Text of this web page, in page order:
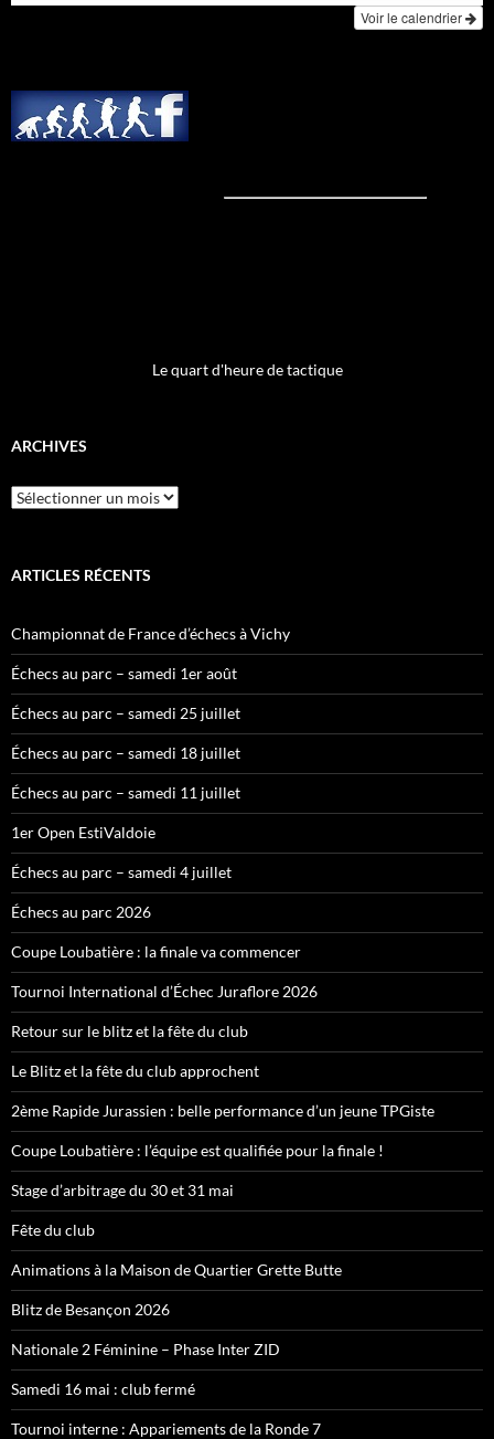
Voir le calendrier
Le quart d'heure de tactique
ARCHIVES
Archives
ARTICLES RÉCENTS
Championnat de France d’échecs à Vichy
Échecs au parc – samedi 1er août
Échecs au parc – samedi 25 juillet
Échecs au parc – samedi 18 juillet
Échecs au parc – samedi 11 juillet
1er Open EstiValdoie
Échecs au parc – samedi 4 juillet
Échecs au parc 2026
Coupe Loubatière : la finale va commencer
Tournoi International d’Échec Juraflore 2026
Retour sur le blitz et la fête du club
Le Blitz et la fête du club approchent
2ème Rapide Jurassien : belle performance d’un jeune TPGiste
Coupe Loubatière : l’équipe est qualifiée pour la finale !
Stage d’arbitrage du 30 et 31 mai
Fête du club
Animations à la Maison de Quartier Grette Butte
Blitz de Besançon 2026
Nationale 2 Féminine – Phase Inter ZID
Samedi 16 mai : club fermé
Tournoi interne : Appariements de la Ronde 7